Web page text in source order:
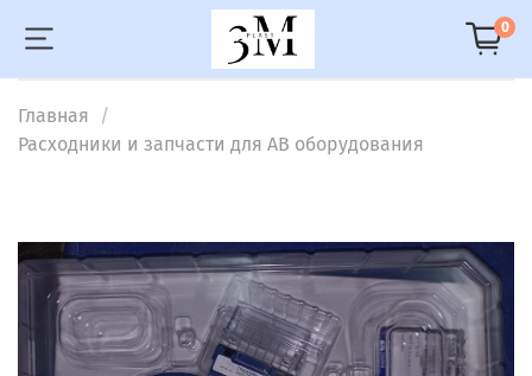
0
Главная
Расходники и запчасти для AB оборудования